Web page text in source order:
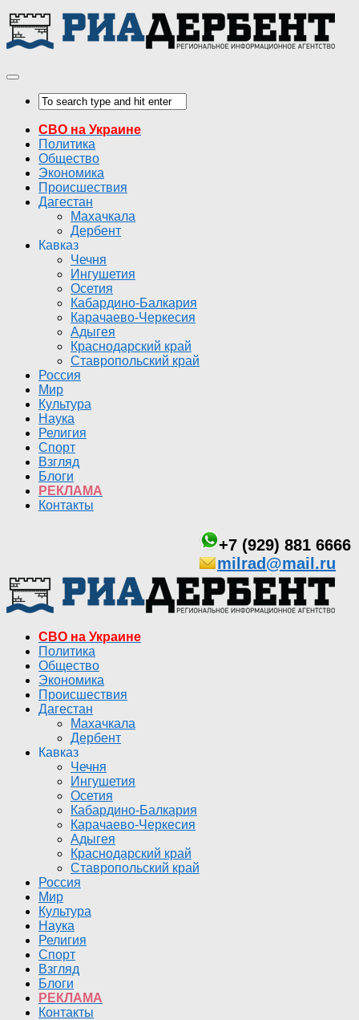
СВО на Украине
Политика
Общество
Экономика
Происшествия
Дагестан
Махачкала
Дербент
Кавказ
Чечня
Ингушетия
Осетия
Кабардино-Балкария
Карачаево-Черкесия
Адыгея
Краснодарский край
Ставропольский край
Россия
Мир
Культура
Наука
Религия
Спорт
Взгляд
Блоги
РЕКЛАМА
Контакты
+7 (929) 881 6666
milrad@mail.ru
СВО на Украине
Политика
Общество
Экономика
Происшествия
Дагестан
Махачкала
Дербент
Кавказ
Чечня
Ингушетия
Осетия
Кабардино-Балкария
Карачаево-Черкесия
Адыгея
Краснодарский край
Ставропольский край
Россия
Мир
Культура
Наука
Религия
Спорт
Взгляд
Блоги
РЕКЛАМА
Контакты